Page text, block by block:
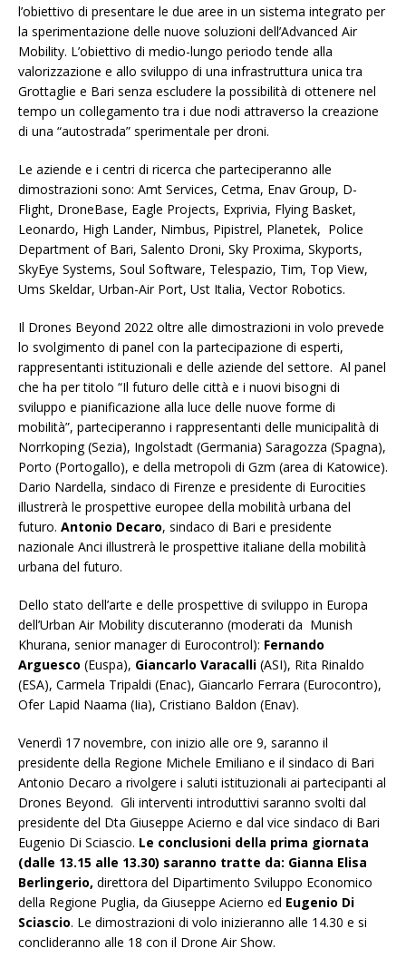
l’obiettivo di presentare le due aree in un sistema integrato per
la sperimentazione delle nuove soluzioni dell’Advanced Air
Mobility. L’obiettivo di medio-lungo periodo tende alla
valorizzazione e allo sviluppo di una infrastruttura unica tra
Grottaglie e Bari senza escludere la possibilità di ottenere nel
tempo un collegamento tra i due nodi attraverso la creazione
di una “autostrada” sperimentale per droni.
Le aziende e i centri di ricerca che parteciperanno alle
dimostrazioni sono: Amt Services, Cetma, Enav Group, D-
Flight, DroneBase, Eagle Projects, Exprivia, Flying Basket,
Leonardo, High Lander, Nimbus, Pipistrel, Planetek, Police
Department of Bari, Salento Droni, Sky Proxima, Skyports,
SkyEye Systems, Soul Software, Telespazio, Tim, Top View,
Ums Skeldar, Urban-Air Port, Ust Italia, Vector Robotics.
Il Drones Beyond 2022 oltre alle dimostrazioni in volo prevede
lo svolgimento di panel con la partecipazione di esperti,
rappresentanti istituzionali e delle aziende del settore. Al panel
che ha per titolo “Il futuro delle città e i nuovi bisogni di
sviluppo e pianificazione alla luce delle nuove forme di
mobilità”, parteciperanno i rappresentanti delle municipalità di
Norrkoping (Sezia), Ingolstadt (Germania) Saragozza (Spagna),
Porto (Portogallo), e della metropoli di Gzm (area di Katowice).
Dario Nardella, sindaco di Firenze e presidente di Eurocities
illustrerà le prospettive europee della mobilità urbana del
futuro. Antonio Decaro, sindaco di Bari e presidente
nazionale Anci illustrerà le prospettive italiane della mobilità
urbana del futuro.
Dello stato dell’arte e delle prospettive di sviluppo in Europa
dell’Urban Air Mobility discuteranno (moderati da Munish
Khurana, senior manager di Eurocontrol): Fernando
Arguesco (Euspa), Giancarlo Varacalli (ASI), Rita Rinaldo
(ESA), Carmela Tripaldi (Enac), Giancarlo Ferrara (Eurocontro),
Ofer Lapid Naama (Iia), Cristiano Baldon (Enav).
Venerdì 17 novembre, con inizio alle ore 9, saranno il
presidente della Regione Michele Emiliano e il sindaco di Bari
Antonio Decaro a rivolgere i saluti istituzionali ai partecipanti al
Drones Beyond. Gli interventi introduttivi saranno svolti dal
presidente del Dta Giuseppe Acierno e dal vice sindaco di Bari
Eugenio Di Sciascio. Le conclusioni della prima giornata
(dalle 13.15 alle 13.30) saranno tratte da: Gianna Elisa
Berlingerio, direttora del Dipartimento Sviluppo Economico
della Regione Puglia, da Giuseppe Acierno ed Eugenio Di
Sciascio. Le dimostrazioni di volo inizieranno alle 14.30 e si
conclideranno alle 18 con il Drone Air Show.